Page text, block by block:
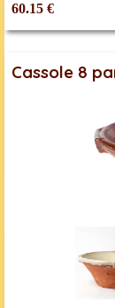
60.15 €
Cassole 8